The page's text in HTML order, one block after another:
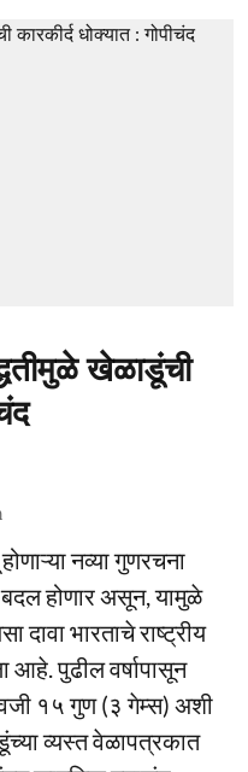
खेळाडूंची
नव्या गुणरचना
बदल होणार असून, यामुळे
भारताचे राष्ट्रीय
आहे. पुढील वर्षापासून
१५ गुण (३ गेम्स) अशी
व्यस्त वेळापत्रकात